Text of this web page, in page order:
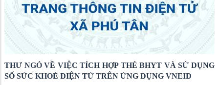
THƯ NGỎ VỀ VIỆC TÍCH HỢP THẺ BHYT VÀ SỬ DỤNG
SỔ SỨC KHOẺ ĐIỆN TỬ TRÊN ỨNG DỤNG VNEID